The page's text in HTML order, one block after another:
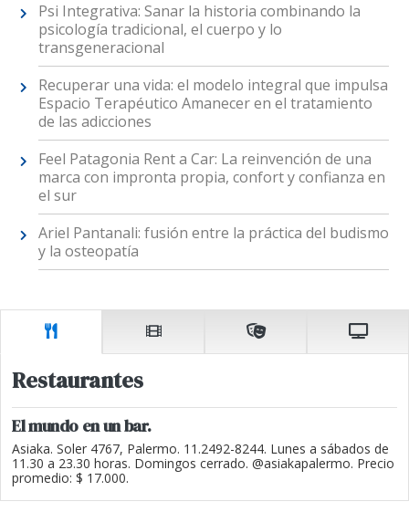
Psi Integrativa: Sanar la historia combinando la
psicología tradicional, el cuerpo y lo
transgeneracional
Recuperar una vida: el modelo integral que impulsa
Espacio Terapéutico Amanecer en el tratamiento
de las adicciones
Feel Patagonia Rent a Car: La reinvención de una
marca con impronta propia, confort y confianza en
el sur
Ariel Pantanali: fusión entre la práctica del budismo
y la osteopatía
Restaurantes
El mundo en un bar.
Asiaka. Soler 4767, Palermo. 11.2492-8244. Lunes a sábados de
11.30 a 23.30 horas. Domingos cerrado. @asiakapalermo. Precio
promedio: $ 17.000.